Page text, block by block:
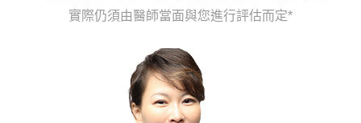
實際仍須由醫師當面與您進行評估而定*